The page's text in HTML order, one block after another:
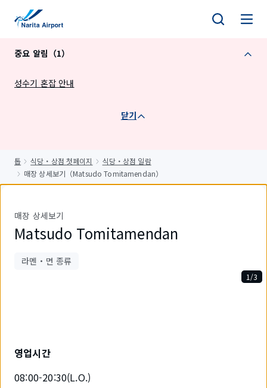
중요 알림（1）
성수기 혼잡 안내
닫기
톱 식당・상점 첫페이지
식당・상점 일람
매장 상세보기（Matsudo Tomitamendan）
매장 상세보기
Matsudo Tomitamendan
라멘・면 종류
1/3
영업시간
08:00-20:30(L.O.)